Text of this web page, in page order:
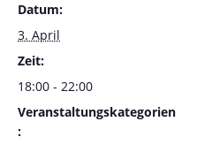
Datum:
3. April
Zeit:
18:00 - 22:00
Veranstaltungskategorien
: